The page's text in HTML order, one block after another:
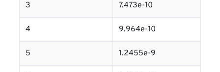
3 7.473e-10
4 9.964e-10
5 1.2455e-9